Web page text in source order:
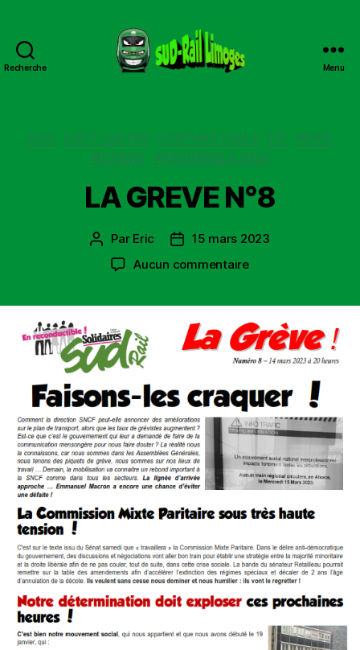
Recherche Menu
Catégories
ADC ASCT / ASTER CONTRACTUELS EIC
INFRA
MÉTIERS
PERSONNELS CASI
LA GREVE N°8
Auteur
l’article
Par Eric
Date15 mars 2023
Aucun commentairesur